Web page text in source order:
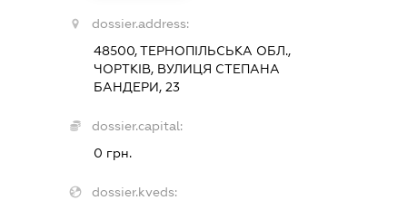
dossier.address:
48500, ТЕРНОПІЛЬСЬКА ОБЛ.,
ЧОРТКІВ, ВУЛИЦЯ СТЕПАНА
БАНДЕРИ, 23
dossier.capital:
0 грн.
dossier.kveds: